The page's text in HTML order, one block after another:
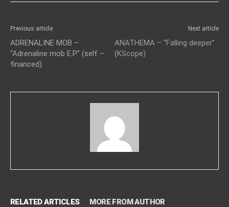
Previous article
ADRENALINE MOB –
“Adrenaline mob E.P.” (self –
financed)
Next article
ANATHEMA – “Falling deeper”
(KScope)
RELATED ARTICLES MORE FROM AUTHOR